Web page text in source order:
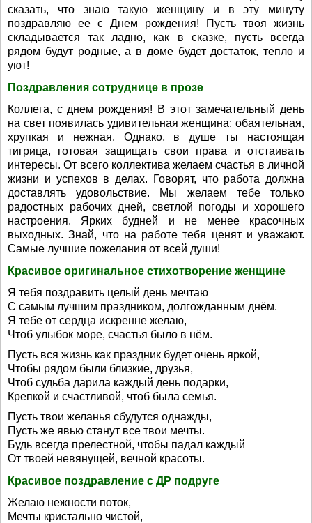
сказать, что знаю такую женщину и в эту минуту
поздравляю ее с Днем рождения! Пусть твоя жизнь
складывается так ладно, как в сказке, пусть всегда
рядом будут родные, а в доме будет достаток, тепло и
уют!
Поздравления сотруднице в прозе
Коллега, с днем рождения! В этот замечательный день
на свет появилась удивительная женщина: обаятельная,
хрупкая и нежная. Однако, в душе ты настоящая
тигрица, готовая защищать свои права и отстаивать
интересы. От всего коллектива желаем счастья в личной
жизни и успехов в делах. Говорят, что работа должна
доставлять удовольствие. Мы желаем тебе только
радостных рабочих дней, светлой погоды и хорошего
настроения. Ярких будней и не менее красочных
выходных. Знай, что на работе тебя ценят и уважают.
Самые лучшие пожелания от всей души!
Красивое оригинальное стихотворение женщине
Я тебя поздравить целый день мечтаю
С самым лучшим праздником, долгожданным днём.
Я тебе от сердца искренне желаю,
Чтоб улыбок море, счастья было в нём.
Пусть вся жизнь как праздник будет очень яркой,
Чтобы рядом были близкие, друзья,
Чтоб судьба дарила каждый день подарки,
Крепкой и счастливой, чтоб была семья.
Пусть твои желанья сбудутся однажды,
Пусть же явью станут все твои мечты.
Будь всегда прелестной, чтобы падал каждый
От твоей невянущей, вечной красоты.
Красивое поздравление с ДР подруге
Желаю нежности поток,
Мечты кристально чистой,